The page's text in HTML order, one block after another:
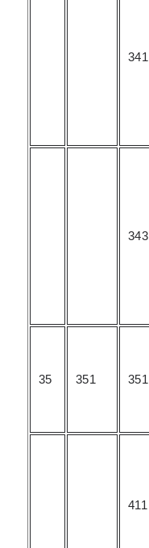
341
343
35 351 351
411